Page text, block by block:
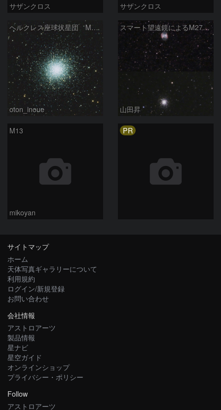
サザンクロス サザンクロス
ヘルクレス座球状星団 M１３（RGB合成）
oton_inoue
スマート望遠鏡によるM27とM13
山田昇
M13
mikoyan
PR
サイトマップ
ホーム
天体写真ギャラリーについて
利用規約
ログイン/新規登録
お問い合わせ
会社情報
アストロアーツ
製品情報
星ナビ
星空ガイド
オンラインショップ
プライバシー・ポリシー
Follow
アストロアーツ